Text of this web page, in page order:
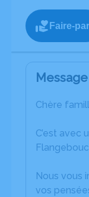
Faire-
Chère
C’est avec
Nous vous
vos